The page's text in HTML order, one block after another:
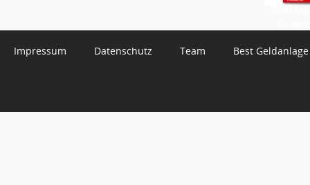
Impressum Datenschutz Team Best Geldanlage